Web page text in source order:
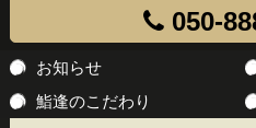
050-
コ
ン
テ
お知らせ
鮨逢のこだわり